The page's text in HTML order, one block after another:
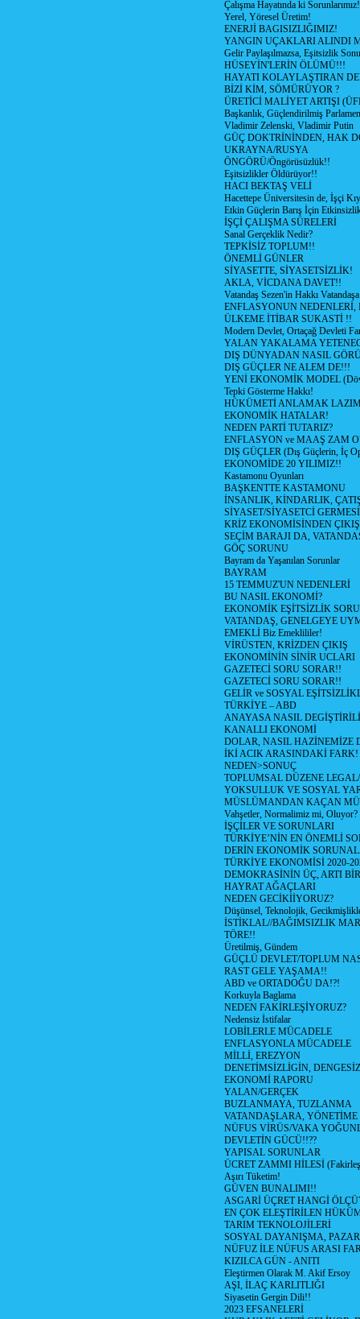
Çalışma Hayatında ki
Yerel, Yöresel Üretim!
ENERJİ BAGISIZLIĞIMIZ!
YANGIN UÇAKLARI ALINDI
Gelir Paylaşılmazsa, Eşitsizlik
HÜSEYİN'LERİN ÖLÜMÜ!!!
HAYATI KOLAYLAŞTIRAN
BİZİ KİM, SÖMÜRÜYOR ?
ÜRETİCİ MALİYET ARTIŞI
Başkanlık, Güçlendirilmiş
Vladimir Zelenski, Vladimir Putin
GÜÇ DOKTRİNİNDEN, HAK
UKRAYNA/RUSYA
ÖNGÖRÜ/Öngörüsüzlük!!
Eşitsizlikler Öldürüyor!!
HACI BEKTAŞ VELİ
Hacettepe Üniversitesin de, İşçi
Etkin Güçlerin Barış İçin
İŞÇİ ÇALIŞMA SÜRELERİ
Sanal Gerçeklik Nedir?
TEPKİSİZ TOPLUM!!
ÖNEMLİ GÜNLER
SİYASETTE, SİYASETSİZLİK!
AKLA, VİCDANA DAVET!!
Vatandaş Sezen'in Hakkı
ENFLASYONUN NEDENLERİ,
ÜLKEME İTİBAR SUKASTİ !!
Modern Devlet, Ortaçağ Devleti
YALAN YAKALAMA
DIŞ DÜNYADAN NASIL
DIŞ GÜÇLER NE ALEM DE!!!
YENİ EKONOMİK MODEL
Tepki Gösterme Hakkı!
HÜKÜMETİ ANLAMAK
EKONOMİK HATALAR!
NEDEN PARTİ TUTARIZ?
ENFLASYON ve MAAŞ ZAM
DIŞ GÜÇLER (Dış Güçlerin, İç
EKONOMİDE 20 YILIMIZ!!
Kastamonu Oyunları
BAŞKENTTE KASTAMONU
İNSANLIK, KİNDARLIK,
SİYASET/SİYASETCİ
KRİZ EKONOMİSİNDEN ÇIKIŞ
SEÇİM BARAJI DA,
GÖÇ SORUNU
Bayram da Yaşanılan Sorunlar
BAYRAM
15 TEMMUZ'UN NEDENLERİ
BU NASIL EKONOMİ?
EKONOMİK EŞİTSİZLİK
VATANDAŞ, GENELGEYE
EMEKLİ Biz Emeklililer!
VİRÜSTEN, KRİZDEN ÇIKIŞ
EKONOMİNİN SİNİR UCLARI
GAZETECİ SORU SORAR!!
GAZETECİ SORU SORAR!!
GELİR ve SOSYAL
TÜRKİYE – ABD
ANAYASA NASIL
KANALLI EKONOMİ
DOLAR, NASIL HAZİNEMİZE
İKİ ACIK ARASINDAKİ FARK!
NEDEN>SONUÇ
TOPLUMSAL DÜZENE
YOKSULLUK VE SOSYAL
MÜSLÜMANDAN KAÇAN
Vahşetler, Normalimiz mi, Oluyor?
İŞÇİLER VE SORUNLARI
TÜRKİYE’NİN EN ÖNEMLİ
DERİN EKONOMİK
TÜRKİYE EKONOMİSİ 2020-
DEMOKRASİNİN ÜÇ, ARTI
HAYRAT AĞAÇLARI
NEDEN GECİKİİYORUZ?
Düşünsel, Teknolojik,
İSTİKLAL//BAĞIMSIZLIK
TÖRE!!
Üretilmiş, Gündem
GÜÇLÜ DEVLET/TOPLUM
RAST GELE YAŞAMA!!
ABD ve ORTADOĞU DA!?!
Korkuyla Baglama
NEDEN FAKİRLEŞİYORUZ?
Nedensiz İstifalar
LOBİLERLE MÜCADELE
ENFLASYONLA MÜCADELE
MİLLİ, EREZYON
DENETİMSİZLİGİN,
EKONOMİ RAPORU
YALAN/GERÇEK
BUZLANMAYA, TUZLANMA
VATANDAŞLARA,
NÜFUS VİRÜS/VAKA
DEVLETİN GÜCÜ!!??
YAPISAL SORUNLAR
ÜCRET ZAMMI HİLESİ
Aşırı Tüketim!
GÜVEN BUNALIMI!!
ASGARİ ÜÇRET HANGİ
EN ÇOK ELEŞTİRİLEN
TARIM TEKNOLOJİLERİ
SOSYAL DAYANIŞMA,
NÜFUZ İLE NÜFUS ARASI
KIZILCA GÜN - ANITI
Eleştirmen Olarak M. Akif Ersoy
AŞI, İLAÇ KARLITLIĞI
Siyasetin Gergin Dili!!
2023 EFSANELERİ